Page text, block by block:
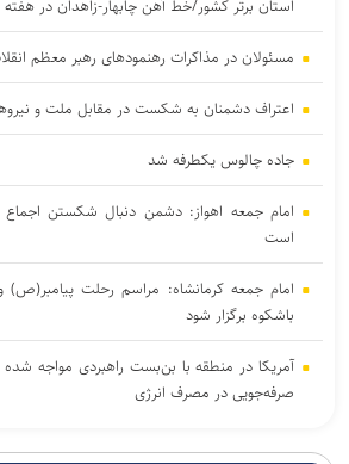
استان برتر کشور/خط آهن چابهار-زاهدان در
مسئولان در مذاکرات رهنمود‌های رهبر معظم
اعتراف دشمنان به شکست در مقابل ملت و
جاده چالوس یکطرفه شد
امام جمعه اهواز: دشمن دنبال شکستن
است
امام جمعه کرمانشاه: مراسم رحلت پیامبر(ص)
باشکوه برگزار شود
آمریکا در منطقه با بن‌بست راهبردی مواجه
صرفه‌جویی در مصرف انرژی